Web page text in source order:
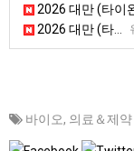
2026 대만 (타이완) 타이
2026 대만 (타이완) 타이베이 유아용품 전시회 [TBME]
바이오, 의료＆제약